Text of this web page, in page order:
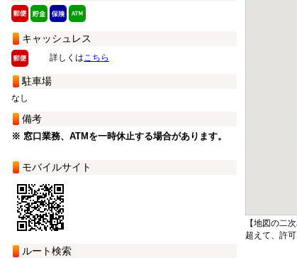
キャッシュレス
詳しくはこちら
駐車場
なし
備考
※ 窓口業務、ATMを一時休止する場合があります。
モバイルサイト
ルート検索
【地図の二
超えて、許